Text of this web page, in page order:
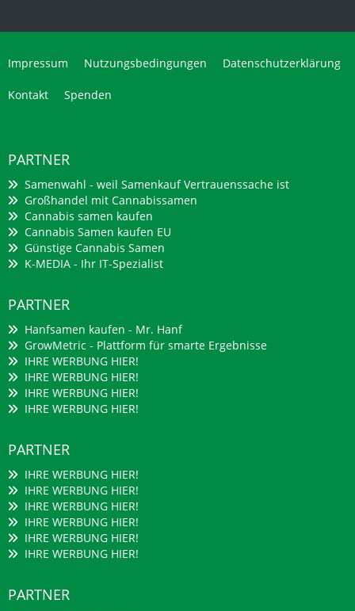
Impressum Nutzungsbedingungen Datenschutzerklärung
Kontakt Spenden
PARTNER
Samenwahl - weil Samenkauf Vertrauenssache ist
Großhandel mit Cannabissamen
Cannabis samen kaufen
Cannabis Samen kaufen EU
Günstige Cannabis Samen
K-MEDIA - Ihr IT-Spezialist
PARTNER
Hanfsamen kaufen - Mr. Hanf
GrowMetric - Plattform für smarte Ergebnisse
IHRE WERBUNG HIER!
IHRE WERBUNG HIER!
IHRE WERBUNG HIER!
IHRE WERBUNG HIER!
PARTNER
IHRE WERBUNG HIER!
IHRE WERBUNG HIER!
IHRE WERBUNG HIER!
IHRE WERBUNG HIER!
IHRE WERBUNG HIER!
IHRE WERBUNG HIER!
PARTNER